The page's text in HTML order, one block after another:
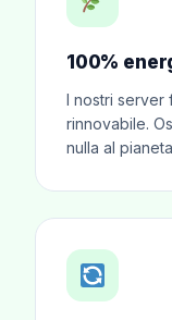
100%
I nostri server
rinnovabile.
nulla al